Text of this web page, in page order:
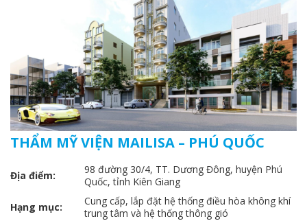
THẨM MỸ VIỆN MAILISA – PHÚ QUỐC
Địa điểm:
98 đường 30/4, TT. Dương Đông, huyện Phú
Quốc, tỉnh Kiên Giang
Hạng mục:
Cung cấp, lắp đặt hệ thống điều hòa không khí
trung tâm và hệ thống thông gió